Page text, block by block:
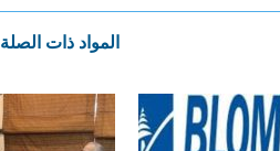
المواد ذات الصلة